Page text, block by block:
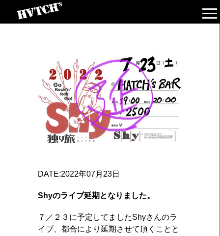
DATE:2022年07月23日
Shyのライブ延期となりました。
７／２３に予定してましたShyさんのラ
イブ、都合により延期させて頂くことと